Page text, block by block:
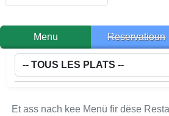
Menu Reservatioun
Et ass nach kee Menü fir dëse